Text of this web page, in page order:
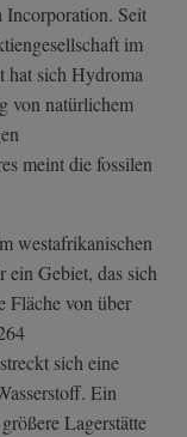
Incorporation. Seit
im
hat sich Hydroma
von natürlichem
meint die fossilen
westafrikanischen
Gebiet, das sich
Fläche von über
sich eine
Ein
Lagerstätte